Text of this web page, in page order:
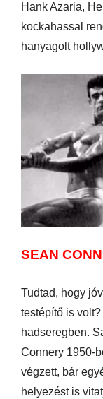
Hank Azaria,
kockahassal
hanyagolt
SEAN
Tudtad, hogy
testépítő is
hadseregben.
Connery 1950-
végzett, bár
helyezést is